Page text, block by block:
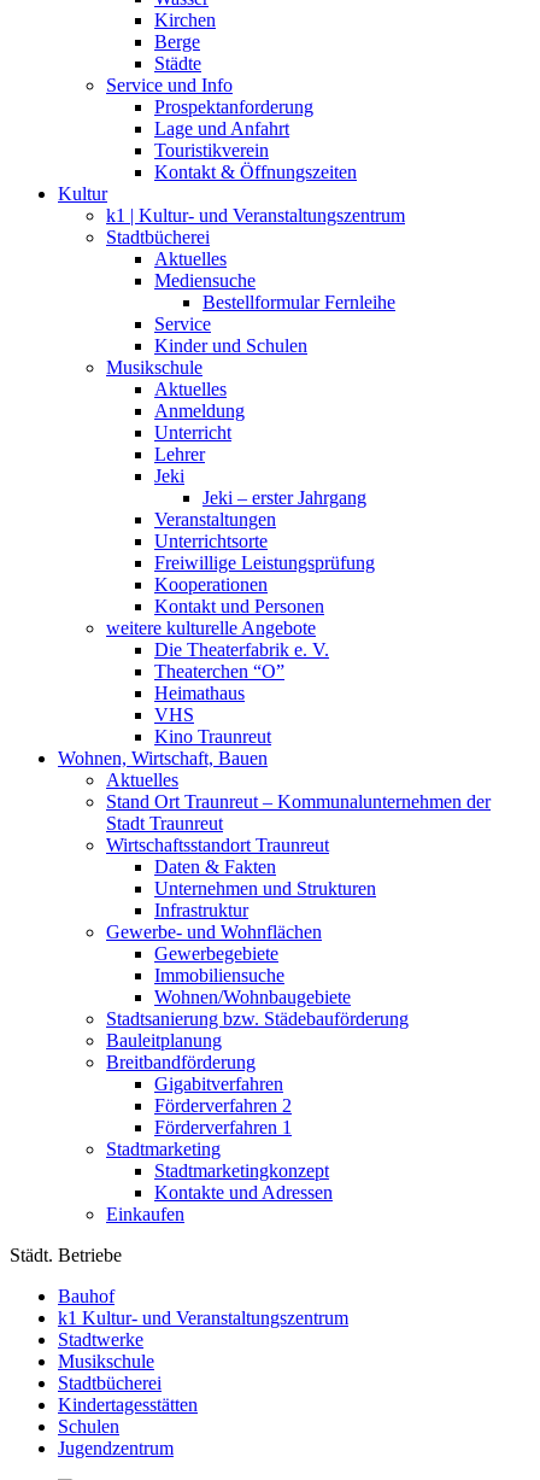
Kirchen
Berge
Städte
Service und Info
Prospektanforderung
Lage und Anfahrt
Touristikverein
Kontakt & Öffnungszeiten
Kultur
k1 | Kultur- und Veranstaltungszentrum
Stadtbücherei
Aktuelles
Mediensuche
Bestellformular Fernleihe
Service
Kinder und Schulen
Musikschule
Aktuelles
Anmeldung
Unterricht
Lehrer
Jeki
Jeki – erster Jahrgang
Veranstaltungen
Unterrichtsorte
Freiwillige Leistungsprüfung
Kooperationen
Kontakt und Personen
weitere kulturelle Angebote
Die Theaterfabrik e. V.
Theaterchen “O”
Heimathaus
VHS
Kino Traunreut
Wohnen, Wirtschaft, Bauen
Aktuelles
Stand Ort Traunreut – Kommunalunternehmen der
Stadt Traunreut
Wirtschaftsstandort Traunreut
Daten & Fakten
Unternehmen und Strukturen
Infrastruktur
Gewerbe- und Wohnflächen
Gewerbegebiete
Immobiliensuche
Wohnen/Wohnbaugebiete
Stadtsanierung bzw. Städebauförderung
Bauleitplanung
Breitbandförderung
Gigabitverfahren
Förderverfahren 2
Förderverfahren 1
Stadtmarketing
Stadtmarketingkonzept
Kontakte und Adressen
Einkaufen
Städt. Betriebe
Bauhof
k1 Kultur- und Veranstaltungszentrum
Stadtwerke
Musikschule
Stadtbücherei
Kindertagesstätten
Schulen
Jugendzentrum